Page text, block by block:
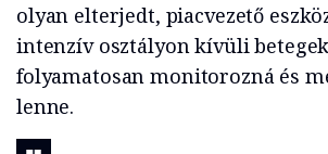
olyan elterjedt, piacvezető
intenzív osztályon kívüli
folyamatosan monitorozná és
lenne.